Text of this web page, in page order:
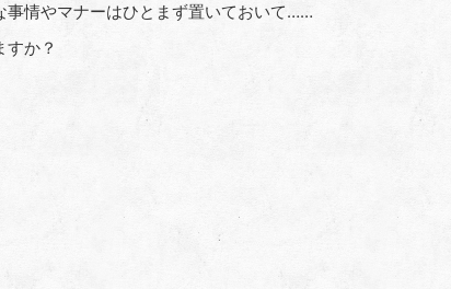
事情やマナーはひとまず置いておいて……
か？